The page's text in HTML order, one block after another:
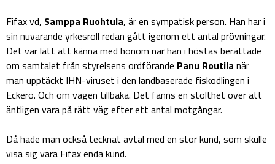
Fifax vd, Samppa Ruohtula, är en sympatisk person. Han har i
sin nuvarande yrkesroll redan gått igenom ett antal prövningar.
Det var lätt att känna med honom när han i höstas berättade
om samtalet från styrelsens ordförande Panu Routila när
man upptäckt IHN-viruset i den landbaserade fiskodlingen i
Eckerö. Och om vägen tillbaka. Det fanns en stolthet över att
äntligen vara på rätt väg efter ett antal motgångar.
Då hade man också tecknat avtal med en stor kund, som skulle
visa sig vara Fifax enda kund.